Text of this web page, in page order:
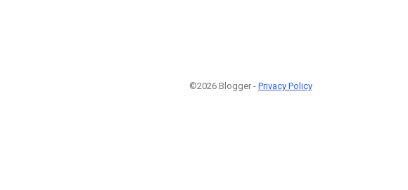
©2026 Blogger - Privacy Policy